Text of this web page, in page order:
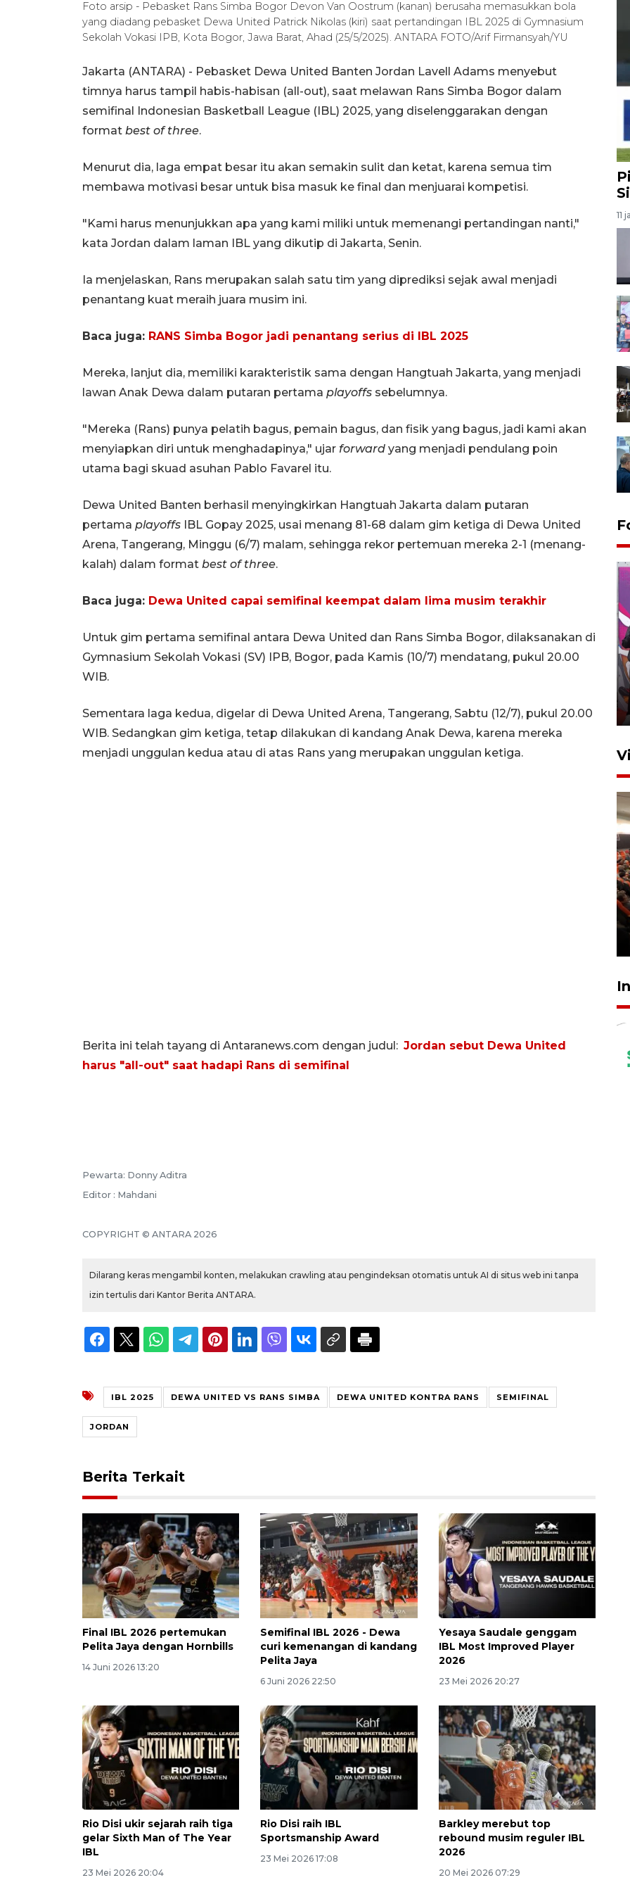
Foto arsip - Pebasket Rans Simba Bogor Devon Van Oostrum (kanan) berusaha memasukkan bola
yang diadang pebasket Dewa United Patrick Nikolas (kiri) saat pertandingan IBL 2025 di Gymnasium
Sekolah Vokasi IPB, Kota Bogor, Jawa Barat, Ahad (25/5/2025). ANTARA FOTO/Arif Firmansyah/YU
Jakarta (ANTARA) - Pebasket Dewa United Banten Jordan Lavell Adams menyebut
timnya harus tampil habis-habisan (all-out), saat melawan Rans Simba Bogor dalam
semifinal Indonesian Basketball League (IBL) 2025, yang diselenggarakan dengan
format best of three.
Menurut dia, laga empat besar itu akan semakin sulit dan ketat, karena semua tim
membawa motivasi besar untuk bisa masuk ke final dan menjuarai kompetisi.
"Kami harus menunjukkan apa yang kami miliki untuk memenangi pertandingan nanti,"
kata Jordan dalam laman IBL yang dikutip di Jakarta, Senin.
Ia menjelaskan, Rans merupakan salah satu tim yang diprediksi sejak awal menjadi
penantang kuat meraih juara musim ini.
Baca juga: RANS Simba Bogor jadi penantang serius di IBL 2025
Mereka, lanjut dia, memiliki karakteristik sama dengan Hangtuah Jakarta, yang menjadi
lawan Anak Dewa dalam putaran pertama playoffs sebelumnya.
"Mereka (Rans) punya pelatih bagus, pemain bagus, dan fisik yang bagus, jadi kami akan
menyiapkan diri untuk menghadapinya," ujar forward yang menjadi pendulang poin
utama bagi skuad asuhan Pablo Favarel itu.
Dewa United Banten berhasil menyingkirkan Hangtuah Jakarta dalam putaran
pertama playoffs IBL Gopay 2025, usai menang 81-68 dalam gim ketiga di Dewa United
Arena, Tangerang, Minggu (6/7) malam, sehingga rekor pertemuan mereka 2-1 (menang-
kalah) dalam format best of three.
Baca juga: Dewa United capai semifinal keempat dalam lima musim terakhir
Untuk gim pertama semifinal antara Dewa United dan Rans Simba Bogor, dilaksanakan di
Gymnasium Sekolah Vokasi (SV) IPB, Bogor, pada Kamis (10/7) mendatang, pukul 20.00
WIB.
Sementara laga kedua, digelar di Dewa United Arena, Tangerang, Sabtu (12/7), pukul 20.00
WIB. Sedangkan gim ketiga, tetap dilakukan di kandang Anak Dewa, karena mereka
menjadi unggulan kedua atau di atas Rans yang merupakan unggulan ketiga.
Berita ini telah tayang di Antaranews.com dengan judul: Jordan sebut Dewa United
harus "all-out" saat hadapi Rans di semifinal
Pewarta: Donny Aditra
Editor : Mahdani
COPYRIGHT © ANTARA 2026
Dilarang keras mengambil konten, melakukan crawling atau pengindeksan otomatis untuk AI di situs web ini tanpa
izin tertulis dari Kantor Berita ANTARA.
IBL 2025 DEWA UNITED VS RANS SIMBA DEWA UNITED KONTRA RANS SEMIFINAL
JORDAN
Berita Terkait
Final IBL 2026 pertemukan
Pelita Jaya dengan Hornbills
14 Juni 2026 13:20
Semifinal IBL 2026 - Dewa
curi kemenangan di kandang
Pelita Jaya
6 Juni 2026 22:50
Yesaya Saudale genggam
IBL Most Improved Player
2026
23 Mei 2026 20:27
Rio Disi ukir sejarah raih tiga
gelar Sixth Man of The Year
IBL
23 Mei 2026 20:04
Rio Disi raih IBL
Sportsmanship Award
23 Mei 2026 17:08
Barkley merebut top
rebound musim reguler IBL
2026
20 Mei 2026 07:29
11
Ketua DPRD Syahrial hadiri
23 Juli 2026 21:36